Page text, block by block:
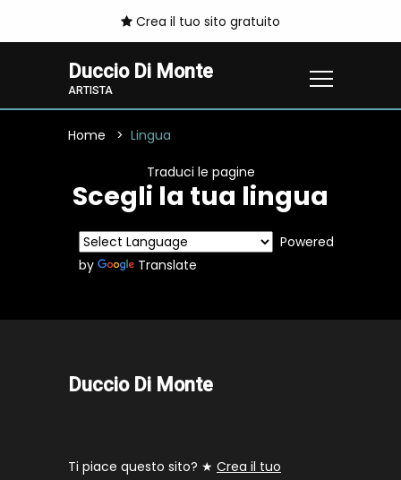
Crea il tuo sito gratuito
Duccio Di Monte
ARTISTA
Home Lingua
Traduci le pagine
Scegli la tua lingua
Powered
by
Translate
Duccio Di Monte
Ti piace questo sito? ★ Crea il tuo